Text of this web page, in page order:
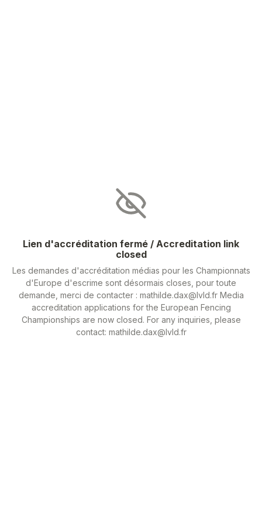
Lien d'accréditation fermé / Accreditation link
closed
Les demandes d'accréditation médias pour les Championnats
d'Europe d'escrime sont désormais closes, pour toute
demande, merci de contacter : mathilde.dax@lvld.fr Media
accreditation applications for the European Fencing
Championships are now closed. For any inquiries, please
contact: mathilde.dax@lvld.fr